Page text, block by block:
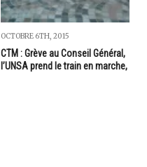
OCTOBRE 6TH, 2015
CTM : Grève au Conseil Général,
l’UNSA prend le train en marche,